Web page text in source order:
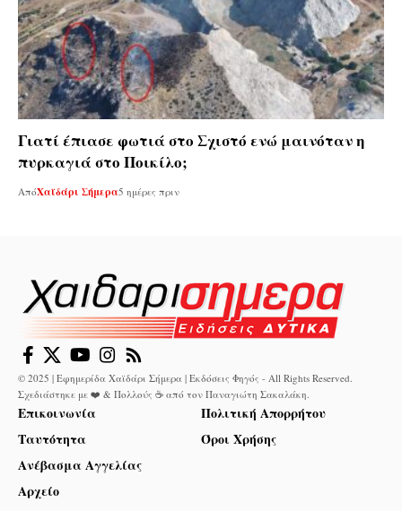
Γιατί έπιασε φωτιά στο Σχιστό ενώ μαινόταν η
πυρκαγιά στο Ποικίλο;
ΑπόΧαϊδάρι Σήμερα5 ημέρες πριν
© 2025 | Εφημερίδα Χαϊδάρι Σήμερα | Εκδόσεις Φηγός - All Rights Reserved.
Σχεδιάστηκε με ❤️ & Πολλούς ☕ από τον Παναγιώτη Σακαλάκη.
Επικοινωνία
Ταυτότητα
Ανέβασμα Αγγελίας
Αρχείο
Πολιτική Απορρήτου
Όροι Χρήσης